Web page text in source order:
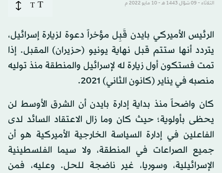
الثلاثاء - 09 شوّال 1443 هـ - 10 مايو 2022 م T
T
الرئيس الأميركي بايدن قَبِل مؤخراً دعوة لزيارة إسرائيل،
يتردد أنها ستتم قبل نهاية يونيو (حزيران) المقبل. إذا
تمت فستكون أول زيارة له لإسرائيل والمنطقة منذ توليه
منصبه في يناير (كانون الثاني) 2021.
كان واضحاً منذ بداية إدارة بايدن أن الشرق الأوسط لن
يحظى بأولوية؛ حيث كان وما زال الاعتقاد السائد لدى
الفاعلين في إدارة السياسة الخارجية الأميركية هو أن
جميع الصراعات في المنطقة، ولا سيما الفلسطينية
الإسرائيلية، وسوريا، غير ناضجة للحل. وعليه، فمن